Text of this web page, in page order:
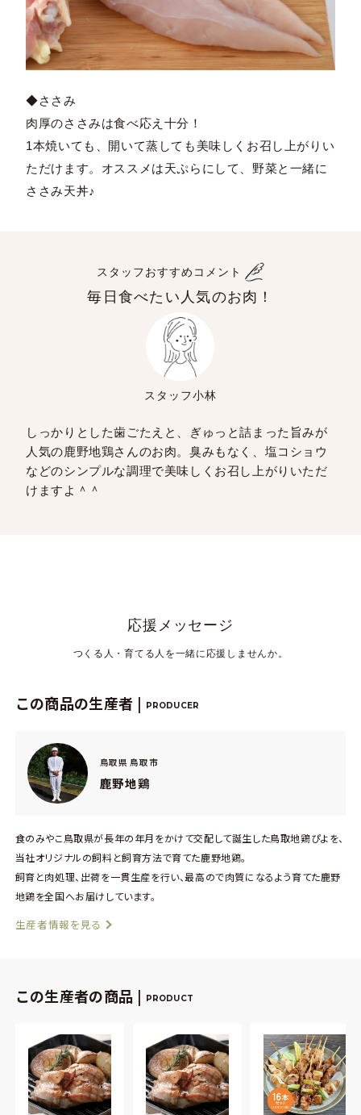
◆ささみ
肉厚のささみは食べ応え十分！
1本焼いても、開いて蒸しても美味しくお召し上がりい
ただけます。オススメは天ぷらにして、野菜と一緒に
ささみ天丼♪
スタッフおすすめコメント
毎日食べたい人気のお肉！
スタッフ小林
しっかりとした歯ごたえと、ぎゅっと詰まった旨みが
人気の鹿野地鶏さんのお肉。臭みもなく、塩コショウ
などのシンプルな調理で美味しくお召し上がりいただ
けますよ＾＾
応援メッセージ
つくる人・育てる人を一緒に応援しませんか。
この商品の生産者 | PRODUCER
鳥取県 鳥取市
鹿野地鶏
食のみやこ鳥取県が長年の年月をかけて交配して誕生した鳥取地鶏ぴよを、
当社オリジナルの飼料と飼育方法で育てた鹿野地鶏。
飼育と肉処理、出荷を一貫生産を行い、最高ので肉質になるよう育てた鹿野
地鶏を全国へお届けしています。
生産者情報を見る
この生産者の商品 | PRODUCT